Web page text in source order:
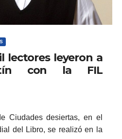
lectores leyeron a
con la FIL
Ciudades desiertas, en el
del Libro, se realizó en la